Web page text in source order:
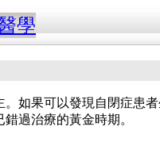
學
如果可以發現自閉症患
過治療的黃金時期。